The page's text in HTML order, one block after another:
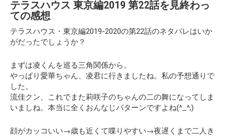
テラスハウス 東京編2019 第22話を見終わっ
ての感想
テラスハウス・東京編2019-2020の第22話のネタバレはいか
がだったでしょうか？
まずは凌くんを巡る三角関係から。
やっぱり愛華ちゃん、凌君に行きましたね。私の予想通りで
した。
流佳クン、これでまた莉咲子のちゃんの二の舞になってしま
いましね。本当に全くおんなじパターンですよね(^_^;)
顔がカッコいい→歳も近くて喋りやすい→夜遅くまで二人き